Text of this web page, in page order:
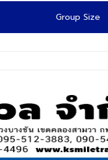
Group Size